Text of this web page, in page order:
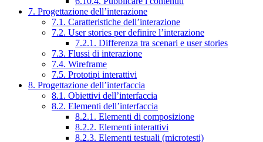
7. Progettazione dell’interazione
7.1. Caratteristiche dell’interazione
7.2. User stories per definire l’interazione
7.2.1. Differenza tra scenari e user stories
7.3. Flussi di interazione
7.4. Wireframe
7.5. Prototipi interattivi
8. Progettazione dell’interfaccia
8.1. Obiettivi dell’interfaccia
8.2. Elementi dell’interfaccia
8.2.1. Elementi di composizione
8.2.2. Elementi interattivi
8.2.3. Elementi testuali (microtesti)